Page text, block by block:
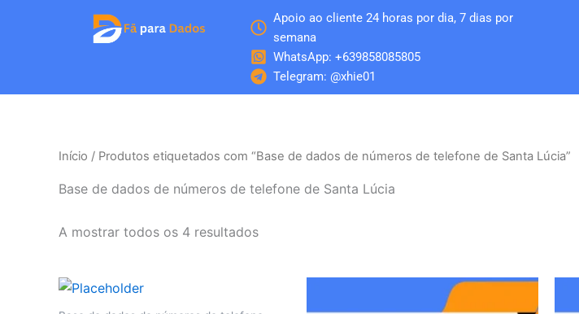
Apoio ao cliente 24 horas por dia, 7 dias por
semana
WhatsApp: +639858085805
Telegram: @xhie01
Início / Produtos etiquetados com “Base de dados de números de telefone de Santa Lúcia”
Base de dados de números de telefone de Santa Lúcia
A mostrar todos os 4 resultados